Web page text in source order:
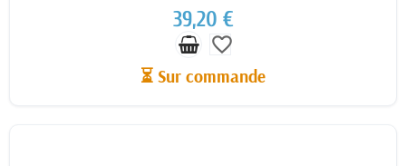
39,20 €
favorite_border
⏳ Sur commande